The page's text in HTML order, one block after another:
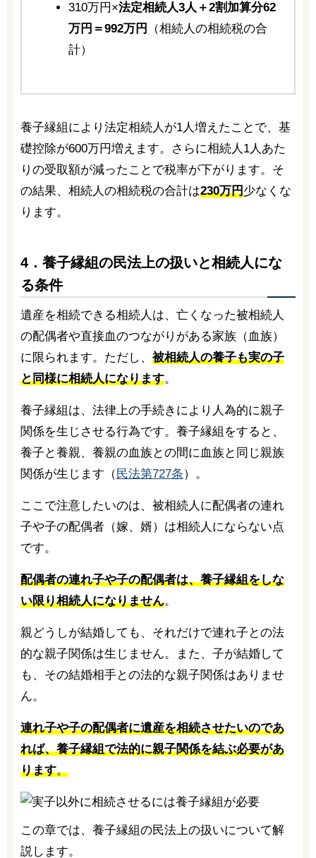
310万円×法定相続人3人＋2割加算分62
万円＝992万円
（相続人の相続税の合
計）
養子縁組により法定相続人が1人増えたことで、基
礎控除が600万円増えます。さらに相続人1人あた
りの受取額が減ったことで税率が下がります。そ
の結果、相続人の相続税の合計は230万円少なくな
ります。
4．養子縁組の民法上の扱いと相続人にな
る条件
遺産を相続できる相続人は、亡くなった被相続人
の配偶者や直接血のつながりがある家族（血族）
に限られます。ただし、 被相続人の養子も実の子
と同様に相続人になります。
養子縁組は、法律上の手続きにより人為的に親子
関係を生じさせる行為です。養子縁組をすると、
養子と養親、養親の血族との間に血族と同じ親族
関係が生じます（ 民法第727条）。
ここで注意したいのは、被相続人に配偶者の連れ
子や子の配偶者（嫁、婿）は相続人にならない点
です。
配偶者の連れ子や子の配偶者は、養子縁組をしな
い限り相続人になりません。
親どうしが結婚しても、それだけで連れ子との法
的な親子関係は生じません。また、子が結婚して
も、その結婚相手との法的な親子関係はありませ
ん。
連れ子や子の配偶者に遺産を相続させたいのであ
れば、養子縁組で法的に親子関係を結ぶ必要があ
ります。
この章では、養子縁組の民法上の扱いについて解
説します。